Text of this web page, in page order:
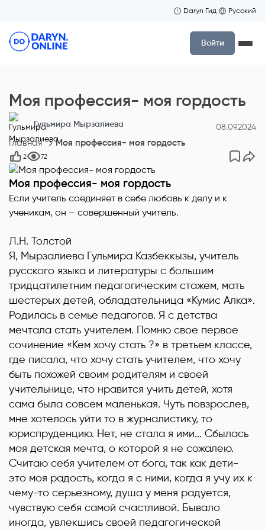
Daryn Гид Русский
Войти
Моя профессия- моя гордость
Гульмира Мырзалиева 08.09.2024
Главная Моя профессия- моя гордость
2 72
Моя профессия- моя гордость
Если учитель соединяет в себе любовь к делу и к
ученикам, он – совершенный учитель.
Л.Н. Толстой
Я, Мырзалиева Гульмира Казбеккызы, учитель
русского языка и литературы с большим
тридцатилетним педагогическим стажем, мать
шестерых детей, обладательница «Кумис Алка».
Родилась в семье педагогов. Я с детства
мечтала стать учителем. Помню свое первое
сочинение «Кем хочу стать ?» в третьем классе,
где писала, что хочу стать учителем, что хочу
быть похожей своим родителям и своей
учительнице, что нравится учить детей, хотя
сама была совсем маленькая. Чуть повзрослев,
мне хотелось уйти то в журналистику, то
юриспруденцию. Нет, не стала я ими... Сбылась
моя детская мечта, о которой я не сожалею.
Считаю себя учителем от бога, так как дети-
это моя радость, когда я с ними, когда я учу их к
чему-то серьезному, душа у меня радуется,
чувствую себя самой счастливой. Бывало
иногда, увлекшись своей педагогической